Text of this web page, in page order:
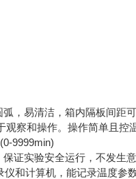
，易清洁，箱内隔板间距可
察和操作。操作简单且控
9999min)
证实验安全运行，不发生意
和计算机，能记录温度参